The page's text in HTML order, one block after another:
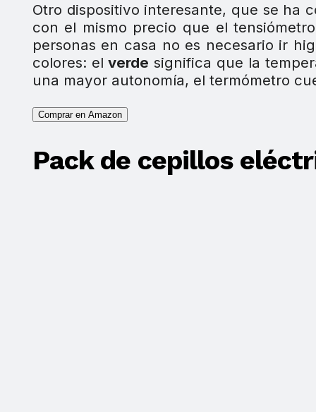
Otro dispositivo interesante, que se ha
con el mismo precio que el
personas en casa no es necesario ir
colores: el verde significa que la
una mayor autonomía, el termómetro
Comprar en Amazon
Pack de cepillos